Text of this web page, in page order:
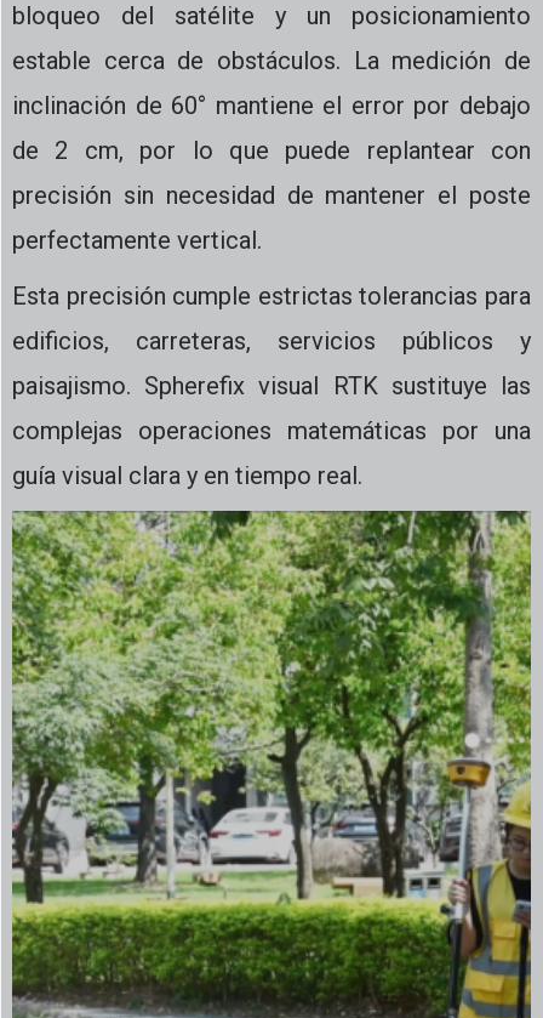
bloqueo del satélite y un posicionamiento
estable cerca de obstáculos. La medición de
inclinación de 60° mantiene el error por debajo
de 2 cm, por lo que puede replantear con
precisión sin necesidad de mantener el poste
perfectamente vertical.
Esta precisión cumple estrictas tolerancias para
edificios, carreteras, servicios públicos y
paisajismo. Spherefix visual RTK sustituye las
complejas operaciones matemáticas por una
guía visual clara y en tiempo real.